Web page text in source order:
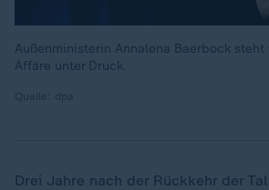
Außenministerin Annalena Baerbock steht
Affäre unter Druck.
Drei Jahre nach der Rückkehr der